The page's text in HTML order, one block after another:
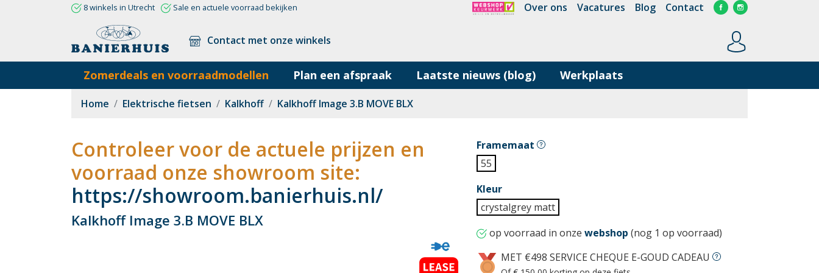
8 winkels in Utrecht Sale en actuele voorraad bekijken Over ons Vacatures Blog Contact
Contact met onze winkels
Zomerdeals en voorraadmodellen Plan een afspraak Laatste nieuws (blog) Werkplaats
Home Elektrische fietsen Kalkhoff Kalkhoff Image 3.B MOVE BLX
Controleer voor de actuele prijzen en
voorraad onze showroom site:
https://showroom.banierhuis.nl/
Kalkhoff Image 3.B MOVE BLX
Framemaat
55
Kleur
crystalgrey matt
op voorraad in onze webshop (nog 1 op voorraad)
MET €498 SERVICE CHEQUE E-GOUD CADEAU